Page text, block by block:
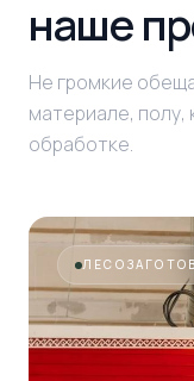
наше
Не громкие
материале, полу,
обработке.